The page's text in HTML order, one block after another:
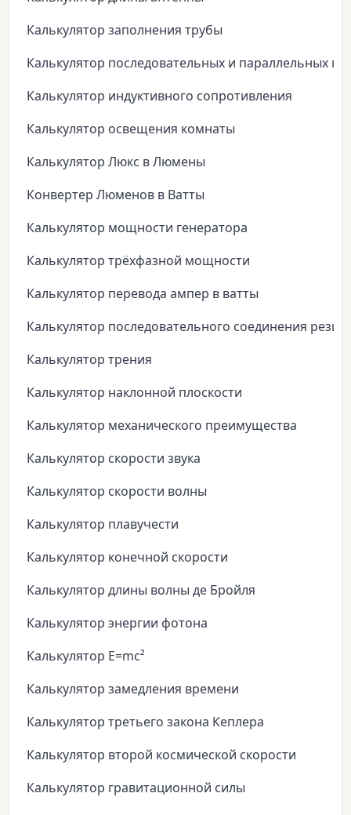
Калькулятор заполнения трубы
Калькулятор последовательных и параллельных
Калькулятор индуктивного сопротивления
Калькулятор освещения комнаты
Калькулятор Люкс в Люмены
Конвертер Люменов в Ватты
Калькулятор мощности генератора
Калькулятор трёхфазной мощности
Калькулятор перевода ампер в ватты
Калькулятор последовательного соединения
Калькулятор трения
Калькулятор наклонной плоскости
Калькулятор механического преимущества
Калькулятор скорости звука
Калькулятор скорости волны
Калькулятор плавучести
Калькулятор конечной скорости
Калькулятор длины волны де Бройля
Калькулятор энергии фотона
Калькулятор E=mc²
Калькулятор замедления времени
Калькулятор третьего закона Кеплера
Калькулятор второй космической скорости
Калькулятор гравитационной силы